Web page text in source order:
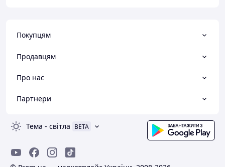
Покупцям
Продавцям
Про нас
Партнери
Тема - світла BETA